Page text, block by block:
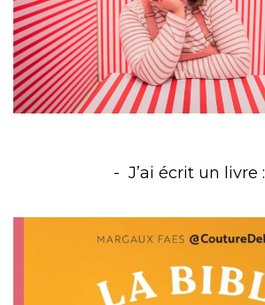
J’ai écrit un livre :